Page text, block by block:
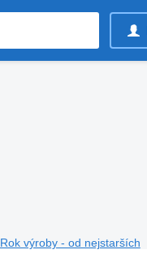
Rok výroby - od nejstarších